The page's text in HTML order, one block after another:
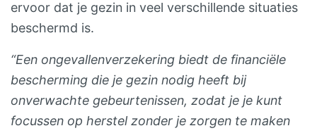
ervoor dat je gezin in veel verschillende situaties
beschermd is.
“Een ongevallenverzekering biedt de financiële
bescherming die je gezin nodig heeft bij
onverwachte gebeurtenissen, zodat je je kunt
focussen op herstel zonder je zorgen te maken